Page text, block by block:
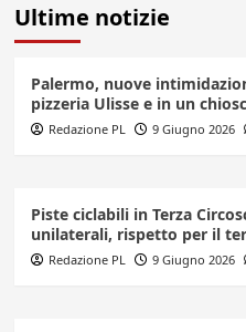
Ultime notizie
Palermo, nuove
pizzeria Ulisse e in un
Redazione PL 9 Giugno 2026
Piste ciclabili in Terza
unilaterali, rispetto per il
Redazione PL 9 Giugno 2026